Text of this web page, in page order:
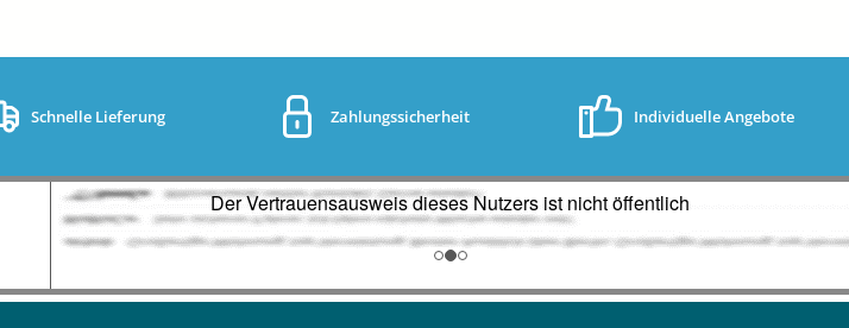
Schnelle Lieferung Zahlungssicherheit Individuelle Angebote